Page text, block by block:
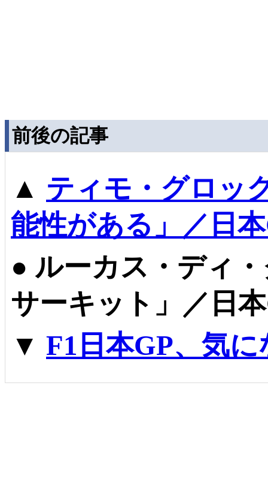
前後の記事
▲ ティモ・グロッ
能性がある」／日
● ルーカス・ディ
サーキット」／日
▼ F1日本GP、気